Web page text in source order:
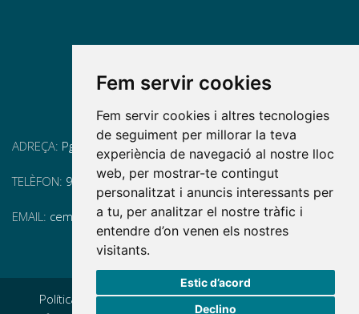
Fem servir cookies
Fem servir cookies i altres tecnologies
de seguiment per millorar la teva
experiència de navegació al nostre lloc
web, per mostrar-te contingut
personalitzat i anuncis interessants per
a tu, per analitzar el nostre tràfic i
entendre d’on venen els nostres
visitants.
Estic d’acord
Declino
ADREÇA: Pg. Vall d'Hebron, 119-129, 08035 Barcelona
TELÈFON: 93 175 15 55
EMAIL: cem-cat@cem-cat.org
Política de privacidad|Aviso legal|Política de cookies